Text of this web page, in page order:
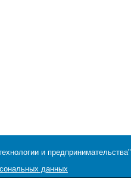
и предпринимательства"
данных